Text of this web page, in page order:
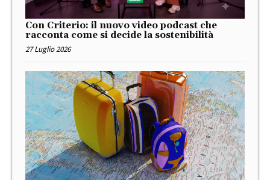
Con Criterio: il nuovo video podcast che
racconta come si decide la sostenibilità
27 Luglio 2026